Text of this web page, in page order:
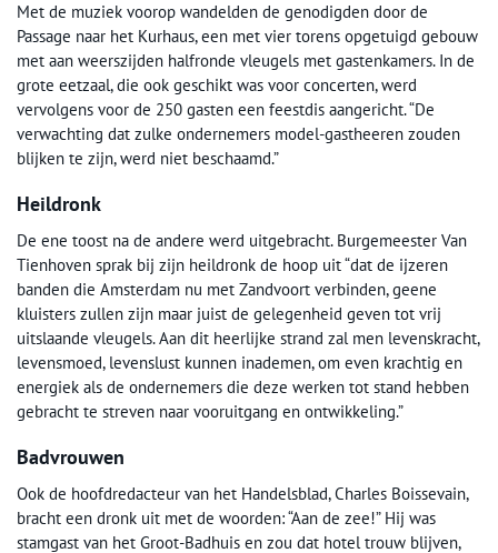
Met de muziek voorop wandelden de genodigden door de
Passage naar het Kurhaus, een met vier torens opgetuigd gebouw
met aan weerszijden halfronde vleugels met gastenkamers. In de
grote eetzaal, die ook geschikt was voor concerten, werd
vervolgens voor de 250 gasten een feestdis aangericht. “De
verwachting dat zulke ondernemers model-gastheeren zouden
blijken te zijn, werd niet beschaamd.”
Heildronk
De ene toost na de andere werd uitgebracht. Burgemeester Van
Tienhoven sprak bij zijn heildronk de hoop uit “dat de ijzeren
banden die Amsterdam nu met Zandvoort verbinden, geene
kluisters zullen zijn maar juist de gelegenheid geven tot vrij
uitslaande vleugels. Aan dit heerlijke strand zal men levenskracht,
levensmoed, levenslust kunnen inademen, om even krachtig en
energiek als de ondernemers die deze werken tot stand hebben
gebracht te streven naar vooruitgang en ontwikkeling.”
Badvrouwen
Ook de hoofdredacteur van het Handelsblad, Charles Boissevain,
bracht een dronk uit met de woorden: “Aan de zee!” Hij was
stamgast van het Groot-Badhuis en zou dat hotel trouw blijven,